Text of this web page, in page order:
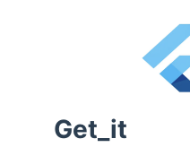
Get_it